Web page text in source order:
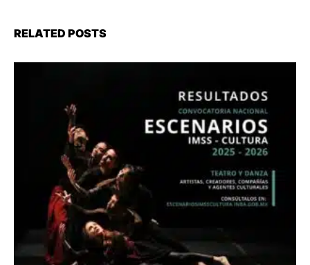
RELATED POSTS